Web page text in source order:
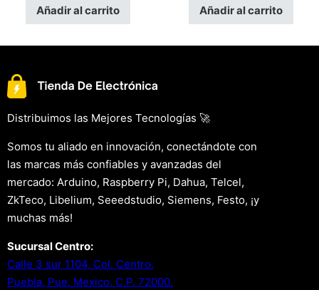
Añadir al carrito Añadir al carrito
Distribuimos las Mejores Tecnologías 🚀
Somos tu aliado en innovación, conectándote con
las marcas más confiables y avanzadas del
mercado: Arduino, Raspberry Pi, Dahua, Telcel,
ZkTeco, Libelium, Seeedstudio, Siemens, Festo, ¡y
muchas más!
Sucursal Centro:
Calle 3 sur 1104, Col. Centro.
Puebla, Pue. Mexico. C.P. 72000.